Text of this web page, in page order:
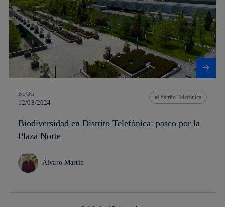
BLOG
12/03/2024
Distrito Telefónica
Biodiversidad en Distrito Telefónica: paseo por la
Plaza Norte
Álvaro Martín